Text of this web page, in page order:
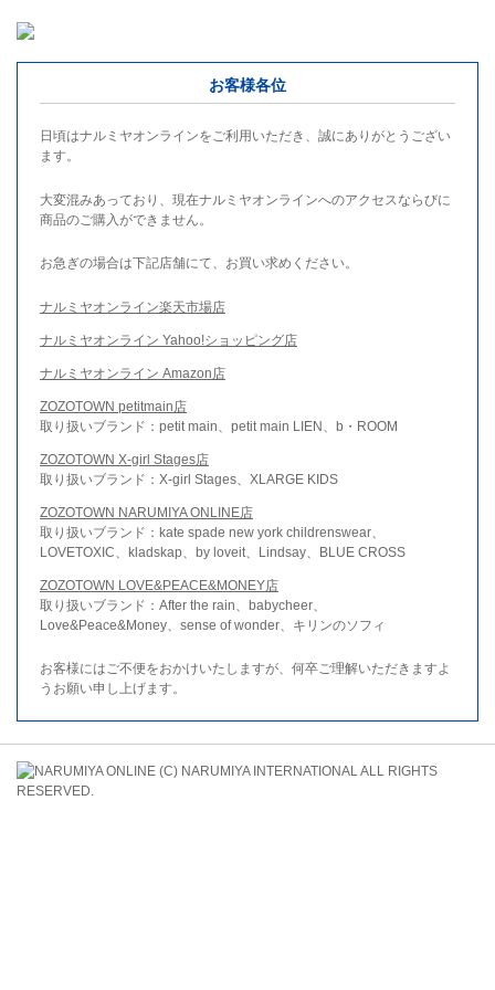
お客様各位
日頃はナルミヤオンラインをご利用いただき、誠にありがとうござい
ます。
大変混みあっており、現在ナルミヤオンラインへのアクセスならびに
商品のご購入ができません。
お急ぎの場合は下記店舗にて、お買い求めください。
ナルミヤオンライン楽天市場店
ナルミヤオンライン Yahoo!ショッピング店
ナルミヤオンライン Amazon店
ZOZOTOWN petitmain店
取り扱いブランド：petit main、petit main LIEN、b・ROOM
ZOZOTOWN X-girl Stages店
取り扱いブランド：X-girl Stages、XLARGE KIDS
ZOZOTOWN NARUMIYA ONLINE店
取り扱いブランド：kate spade new york childrenswear、
LOVETOXIC、kladskap、by loveit、Lindsay、BLUE CROSS
ZOZOTOWN LOVE&PEACE&MONEY店
取り扱いブランド：After the rain、babycheer、
Love&Peace&Money、sense of wonder、キリンのソフィ
お客様にはご不便をおかけいたしますが、何卒ご理解いただきますよ
うお願い申し上げます。